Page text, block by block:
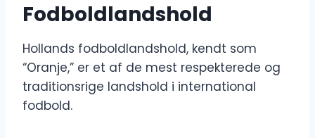
Fodboldlandshold
Hollands fodboldlandshold, kendt som
“Oranje,” er et af de mest respekterede og
traditionsrige landshold i international
fodbold.